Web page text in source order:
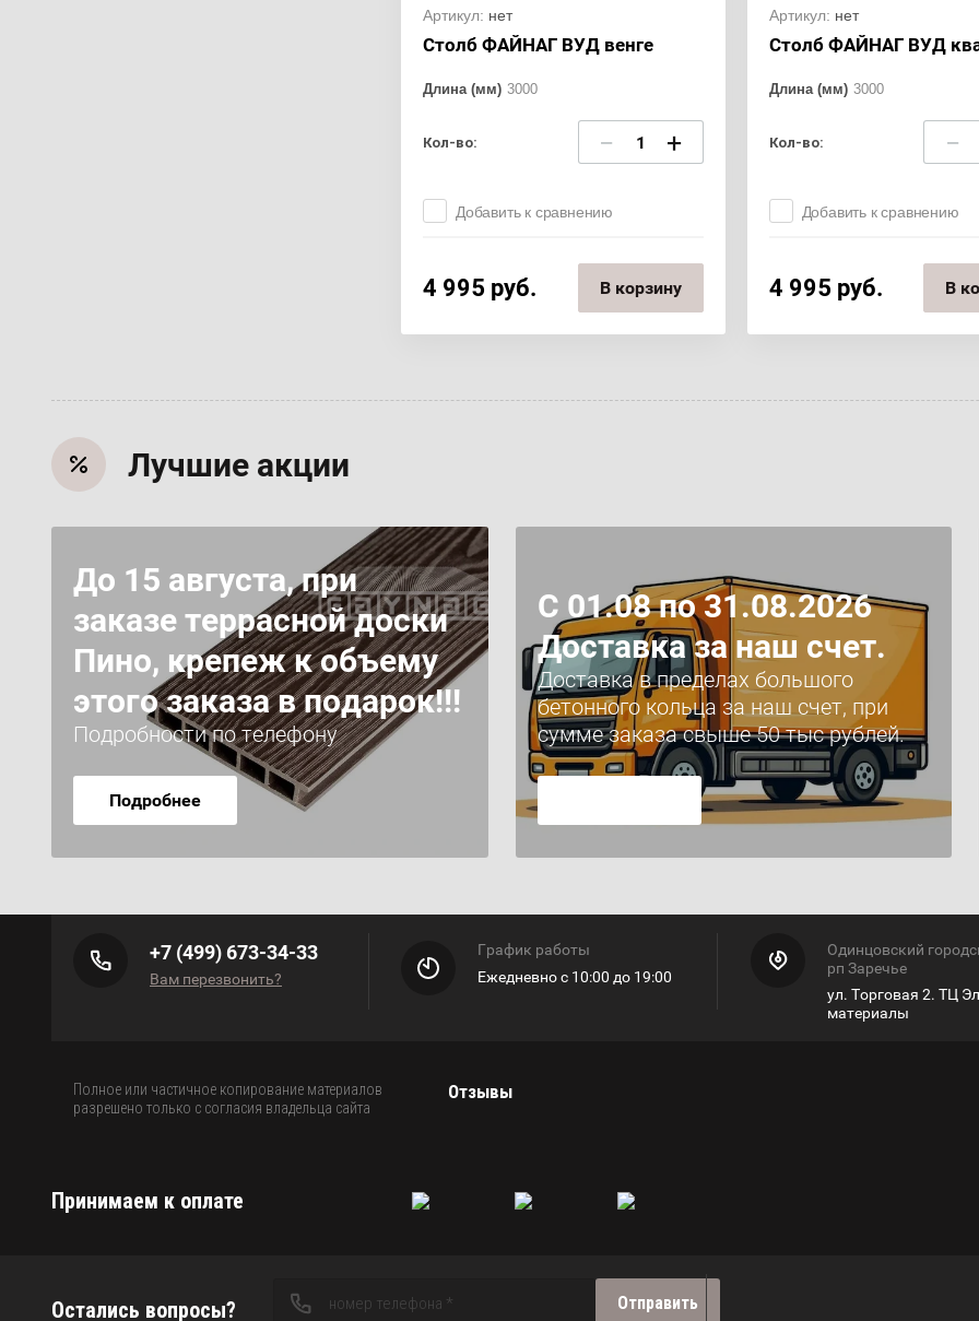
Артикул: нет
Столб ФАЙНАГ ВУД венге
Длина (мм) 3000
Кол-во: − +
Добавить к сравнению
4 995 руб. В корзину
Артикул: нет
Столб ФАЙНАГ ВУД
Длина (мм) 3000
Кол-во: −
Добавить к сравнению
4 995 руб. В
Лучшие акции
До 15 августа, при
заказе террасной доски
Пино, крепеж к объему
этого заказа в подарок!!!
Подробности по телефону
Подробнее
С 01.08 по 31.08.2026
Доставка за наш счет.
Доставка в пределах большого
бетонного кольца за наш счет, при
сумме заказа свыше 50 тыс рублей.
+7 (499) 673-34-33
Вам перезвонить?
График работы
Ежедневно с 10:00 до 19:00
Одинцовский
рп Заречье
ул. Торговая 2. ТЦ
материалы
Полное или частичное копирование материалов
разрешено только с согласия владельца сайта
Отзывы
Принимаем к оплате
Остались вопросы? Отправить